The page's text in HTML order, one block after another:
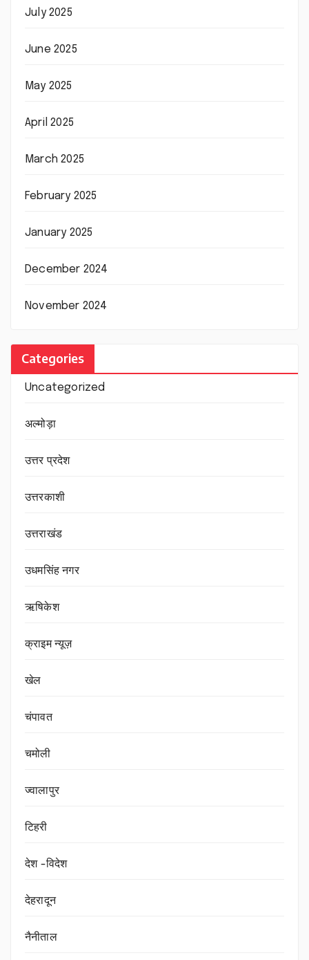
July 2025
June 2025
May 2025
April 2025
March 2025
February 2025
January 2025
December 2024
November 2024
Categories
Uncategorized
अल्मोड़ा
उत्तर प्रदेश
उत्तरकाशी
उत्तराखंड
उधमसिंह नगर
ऋषिकेश
क्राइम न्यूज़
खेल
चंपावत
चमोली
ज्वालापुर
टिहरी
देश -विदेश
देहरादून
नैनीताल